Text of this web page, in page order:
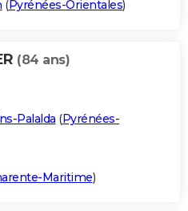
(Pyrénées-Orientales)
(84 ans)
Palalda (Pyrénées-
Maritime)